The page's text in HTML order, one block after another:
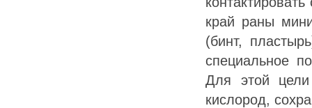
край раны
(бинт,
специальное
Для этой цели
кислород,